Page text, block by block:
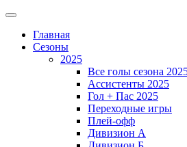
Главная
Сезоны
2025
Все голы сезона
Ассистенты 2025
Гол + Пас 2025
Переходные игры
Плей-офф
Дивизион A